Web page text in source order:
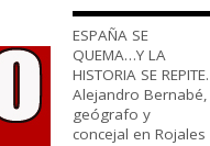
ESPAÑA SE
QUEMA…Y LA
HISTORIA SE REPITE.
Alejandro Bernabé,
geógrafo y
concejal en Rojales